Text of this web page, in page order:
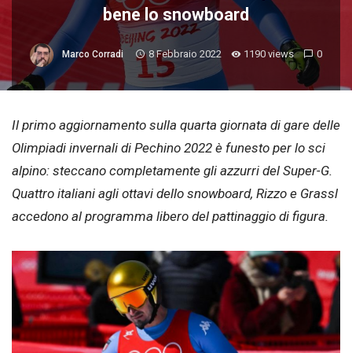
bene lo snowboard
Marco Corradi 8 Febbraio 2022 1190 views 0
Il primo aggiornamento sulla quarta giornata di gare delle
Olimpiadi invernali di Pechino 2022 è funesto per lo sci
alpino: steccano completamente gli azzurri del Super-G.
Quattro italiani agli ottavi dello snowboard, Rizzo e Grassl
accedono al programma libero del pattinaggio di figura.